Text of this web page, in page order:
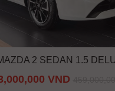
2 SEDAN 1.5
VND